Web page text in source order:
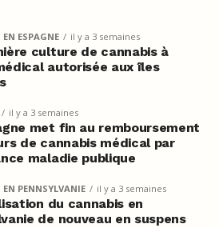
ESPAGNE il y a 3 semaines
culture de cannabis à
autorisée aux îles
il y a 3 semaines
met fin au remboursement
de cannabis médical par
maladie publique
PENNSYLVANIE il y a 3 semaines
du cannabis en
de nouveau en suspens